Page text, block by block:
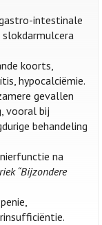
intestinale
koorts,
hypocalciëmie.
gevallen
vooral bij
behandeling
na
“Bijzondere